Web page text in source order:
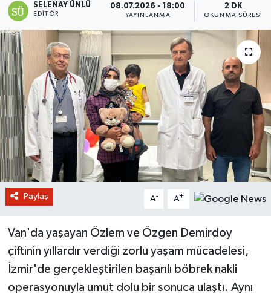
SELENAY ÜNLÜ
EDITÖR
08.07.2026 - 18:00
YAYINLANMA
2 DK
OKUNMA SÜRESI
Paylaş A- A+
Van'da yaşayan Özlem ve Özgen Demirdoy
çiftinin yıllardır verdiği zorlu yaşam mücadelesi,
İzmir'de gerçekleştirilen başarılı böbrek nakli
operasyonuyla umut dolu bir sonuca ulaştı. Aynı